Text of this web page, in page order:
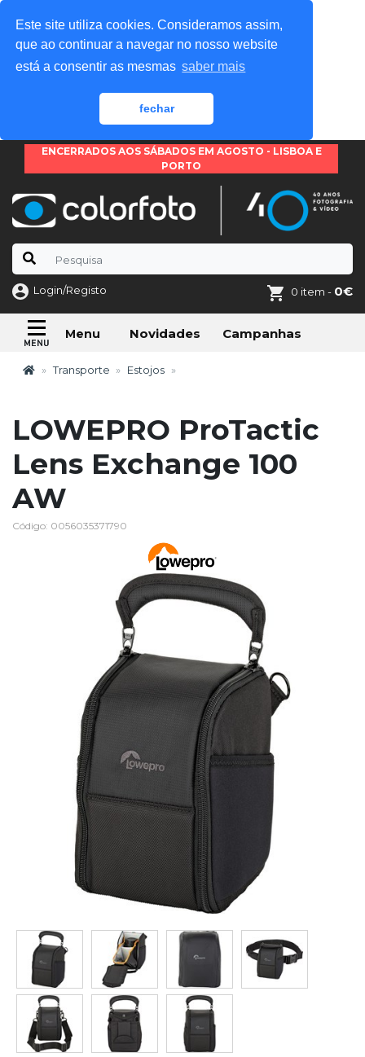
Este site utiliza cookies. Consideramos assim,
que ao continuar a navegar no nosso website
está a consentir as mesmas saber mais
fechar
ENCERRADOS AOS SÁBADOS EM AGOSTO - LISBOA E
PORTO
Login/Registo 0 item - 0€
Menu Novidades Campanhas
Transporte Estojos
LOWEPRO ProTactic
Lens Exchange 100
AW
Código: 0056035371790